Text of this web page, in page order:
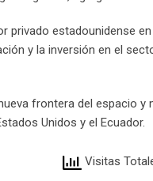
privado estadounidense
y la inversión en el
frontera del espacio y
Unidos y el Ecuador.
Visitas